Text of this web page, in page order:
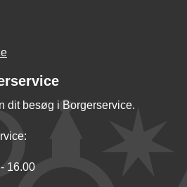
dit besøg i Borgerservice.
16.00